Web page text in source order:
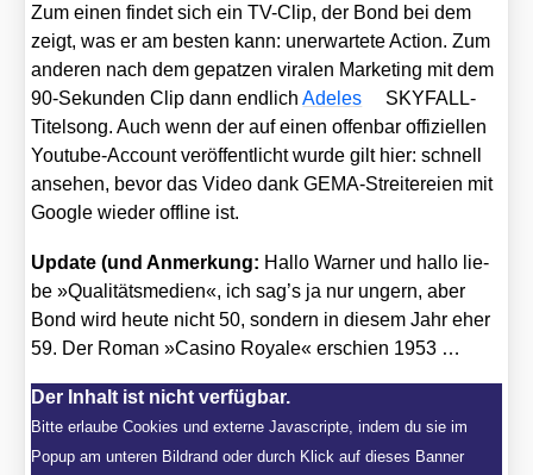
Zum einen fin­det sich ein TV-Clip, der Bond bei dem
zeigt, was er am bes­ten kann: uner­war­te­te Action. Zum
ande­ren nach dem gepat­zen vira­len Mar­ke­ting mit dem
90-Sekun­den Clip dann end­lichAde­les
SKY­FALL-
Titel­song. Auch wenn der auf einen offen­bar offi­zi­el­len
You­tube-Account ver­öf­fent­licht wur­de gilt hier: schnell
anse­hen, bevor das Video dank GEMA-Strei­te­rei­en mit
Goog­le wie­der off­line ist.
Update (und Anmer­kung: Hal­lo War­ner und hal­lo lie­
be »Qua­li­täts­me­di­en«, ich sag’s ja nur ungern, aber
Bond wird heu­te nicht 50, son­dern in die­sem Jahr eher
59. Der Roman »Casi­no Roya­le« erschien 1953 …
Der Inhalt ist nicht verfügbar.
Bitte erlaube Cookies und externe Javascripte, indem du sie im
Popup am unteren Bildrand oder durch Klick auf dieses Banner